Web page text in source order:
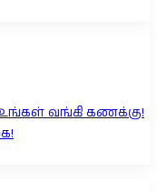
வங்கி கணக்கு!